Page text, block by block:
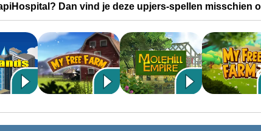
Dan vind je deze upjers-spellen misschien